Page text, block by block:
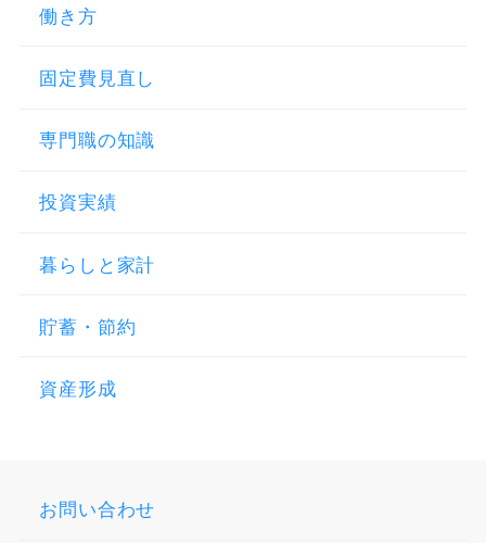
働き方
固定費見直し
専門職の知識
投資実績
暮らしと家計
貯蓄・節約
資産形成
お問い合わせ